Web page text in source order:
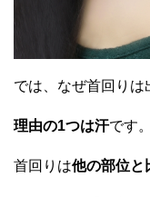
では、なぜ首回りは
理由の1つは汗です。
首回りは他の部位と